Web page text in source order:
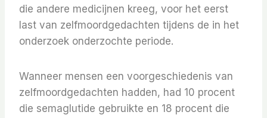
die andere medicijnen kreeg, voor het eerst
last van zelfmoordgedachten tijdens de in het
onderzoek onderzochte periode.
Wanneer mensen een voorgeschiedenis van
zelfmoordgedachten hadden, had 10 procent
die semaglutide gebruikte en 18 procent die